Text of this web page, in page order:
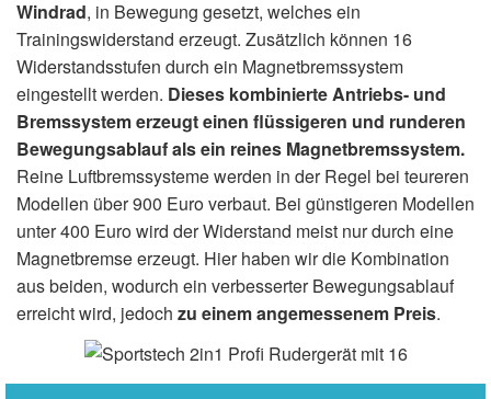
Windrad, in Bewegung gesetzt, welches ein
Trainingswiderstand erzeugt. Zusätzlich können 16
Widerstandsstufen durch ein Magnetbremssystem
eingestellt werden. Dieses kombinierte Antriebs- und
Bremssystem erzeugt einen flüssigeren und runderen
Bewegungsablauf als ein reines Magnetbremssystem.
Reine Luftbremssysteme werden in der Regel bei teureren
Modellen über 900 Euro verbaut. Bei günstigeren Modellen
unter 400 Euro wird der Widerstand meist nur durch eine
Magnetbremse erzeugt. Hier haben wir die Kombination
aus beiden, wodurch ein verbesserter Bewegungsablauf
erreicht wird, jedoch zu einem angemessenem Preis.